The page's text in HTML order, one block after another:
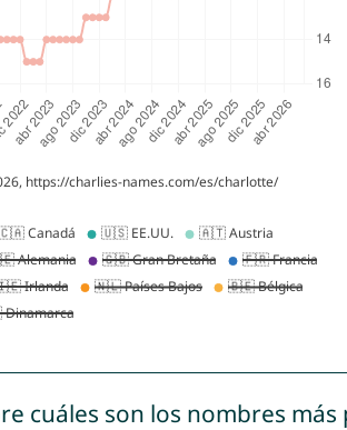
cuáles son los nombres